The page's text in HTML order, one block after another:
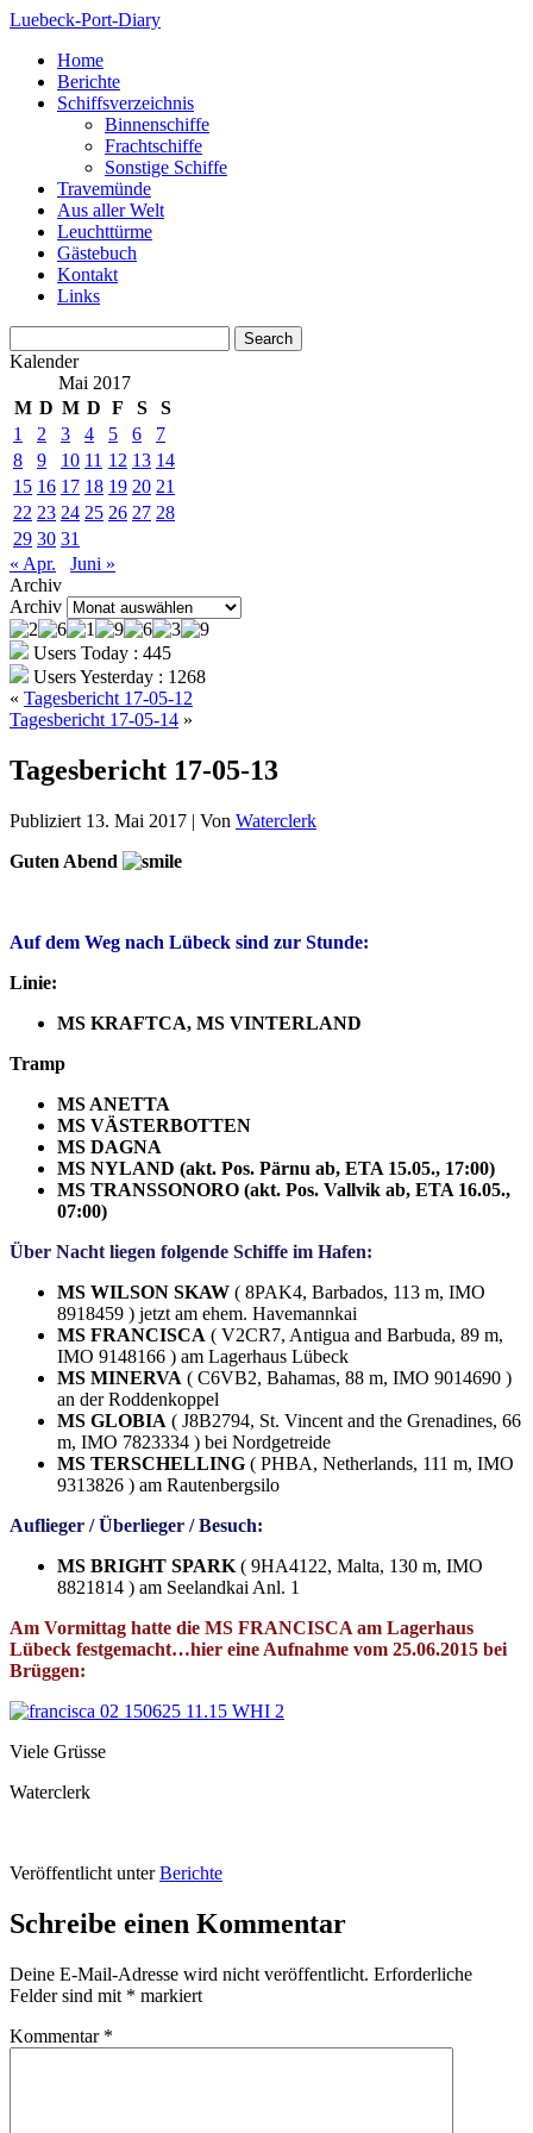
Luebeck-Port-Diary
Home
Berichte
Schiffsverzeichnis
Binnenschiffe
Frachtschiffe
Sonstige Schiffe
Travemünde
Aus aller Welt
Leuchttürme
Gästebuch
Kontakt
Links
Kalender
Mai 2017
M D M D F S
S
1
2 3 4 5 6
7
8
9 10 11 12 13 14
15 16 17 18 19 20 21
22 23 24 25 26 27 28
29 30 31
« Apr.
Juni »
Archiv
Archiv
Users Today : 445
Users Yesterday : 1268
« Tagesbericht 17-05-12
Tagesbericht 17-05-14 »
Tagesbericht 17-05-13
Publiziert 13. Mai 2017 | Von Waterclerk
Guten Abend
Auf dem Weg nach Lübeck sind zur Stunde:
Linie:
MS KRAFTCA, MS VINTERLAND
Tramp
MS ANETTA
MS VÄSTERBOTTEN
MS DAGNA
MS NYLAND (akt. Pos. Pärnu ab, ETA 15.05., 17:00)
MS TRANSSONORO (akt. Pos. Vallvik ab, ETA 16.05.,
07:00)
Über Nacht liegen folgende Schiffe im Hafen:
MS WILSON SKAW ( 8PAK4, Barbados, 113 m, IMO
8918459 ) jetzt am ehem. Havemannkai
MS FRANCISCA ( V2CR7, Antigua and Barbuda, 89 m,
IMO 9148166 ) am Lagerhaus Lübeck
MS MINERVA ( C6VB2, Bahamas, 88 m, IMO 9014690 )
an der Roddenkoppel
MS GLOBIA ( J8B2794, St. Vincent and the Grenadines, 66
m, IMO 7823334 ) bei Nordgetreide
MS TERSCHELLING ( PHBA, Netherlands, 111 m, IMO
9313826 ) am Rautenbergsilo
Auflieger / Überlieger / Besuch:
MS BRIGHT SPARK ( 9HA4122, Malta, 130 m, IMO
8821814 ) am Seelandkai Anl. 1
Am Vormittag hatte die MS FRANCISCA am Lagerhaus
Lübeck festgemacht…hier eine Aufnahme vom 25.06.2015 bei
Brüggen:
Viele Grüsse
Waterclerk
Veröffentlicht unter Berichte
Schreibe einen Kommentar
Deine E-Mail-Adresse wird nicht veröffentlicht. Erforderliche
Felder sind mit * markiert
Kommentar *